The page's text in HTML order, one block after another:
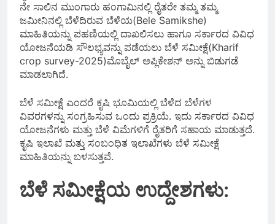
ನೇ ಸಾಲಿನ ಮುಂಗಾರು ಹಂಗಾಮಿನಲ್ಲಿ ರೈತರೇ ತಮ್ಮ ತಮ್ಮ
ಜಮೀನಿನಲ್ಲಿ ಬೆಳೆದಿರುವ ಬೆಳೆಯ(Bele Samikshe)
ಮಾಹಿತಿಯನ್ನು ಪಹಣಿಯಲ್ಲಿ ದಾಖಲಿಸಲು ಹಾಗೂ ಸರ್ಕಾರದ ವಿವಿಧ
ಯೋಜನೆಯಡಿ ಸೌಲಭ್ಯವನ್ನು ಪಡೆಯಲು ಬೆಳೆ ಸಮೀಕ್ಷೆ(Kharif
crop survey-2025)ಮೊಬೈಲ್ ಅಪ್ಲಿಕೇಶನ್ ಅನ್ನು ಬಿಡುಗಡೆ
ಮಾಡಲಾಗಿದೆ.
ಬೆಳೆ ಸಮೀಕ್ಷೆ ಎಂದರೆ ಕೃಷಿ ಭೂಮಿಯಲ್ಲಿ ಬೆಳೆದ ಬೆಳೆಗಳ
ವಿವರಗಳನ್ನು ಸಂಗ್ರಹಿಸುವ ಒಂದು ಪ್ರಕ್ರಿಯೆ. ಇದು ಸರ್ಕಾರದ ವಿವಿಧ
ಯೋಜನೆಗಳು ಮತ್ತು ಬೆಳೆ ವಿಮೆಗಳಿಗೆ ರೈತರಿಗೆ ಸಹಾಯ ಮಾಡುತ್ತದೆ.
ಕೃಷಿ ಇಲಾಖೆ ಮತ್ತು ಸಂಬಂಧಿತ ಇಲಾಖೆಗಳು ಬೆಳೆ ಸಮೀಕ್ಷೆ
ಮಾಹಿತಿಯನ್ನು ಬಳಸುತ್ತವೆ.
ಬೆಳೆ ಸಮೀಕ್ಷೆಯ ಉದ್ದೇಶಗಳು: